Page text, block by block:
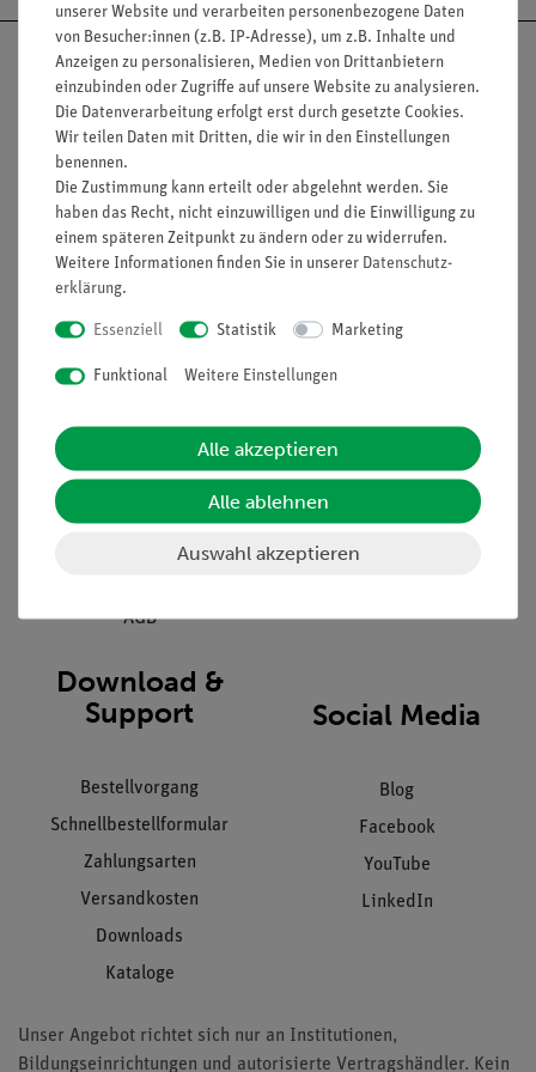
Nach oben
Informationen
Unternehmen
Stellenangebote
Kontakt
Hinweisgeberschutz
Datenschutz
AGB
Service
Übersicht Service
Einräumservice
Inbetriebnahme & Schulungen
Download &
Support
Bestellvorgang
Schnellbestellformular
Zahlungsarten
Versandkosten
Downloads
Kataloge
Social Media
Blog
Facebook
YouTube
LinkedIn
Unser Angebot richtet sich nur an Institutionen,
Bildungseinrichtungen und autorisierte Vertragshändler. Kein
unserer Website und verarbeiten personenbezogene Daten
von Besucher:innen (z.B. IP-Adresse), um z.B. Inhalte und
Anzeigen zu personalisieren, Medien von Drittanbietern
einzubinden oder Zugriffe auf unsere Website zu analysieren.
Die Datenverarbeitung erfolgt erst durch gesetzte Cookies.
Wir teilen Daten mit Dritten, die wir in den Einstellungen
benennen.
Die Zustimmung kann erteilt oder abgelehnt werden. Sie
haben das Recht, nicht einzuwilligen und die Einwilligung zu
einem späteren Zeitpunkt zu ändern oder zu widerrufen.
Weitere Informationen finden Sie in unserer Daten­schutz­
erklärung.
Essenziell Statistik Marketing
Funktional Weitere Einstellungen
Alle akzeptieren
Alle ablehnen
Auswahl akzeptieren